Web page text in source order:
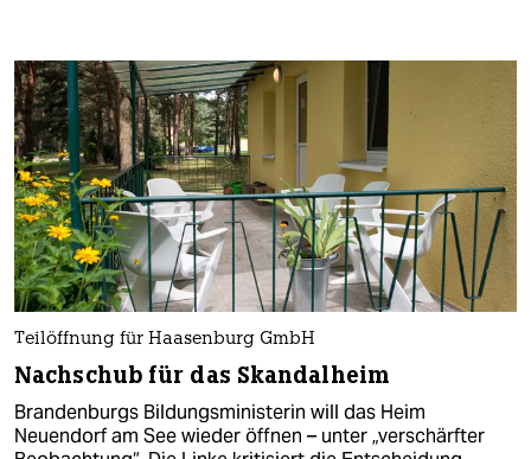
Teilöffnung für Haasenburg GmbH
Nachschub für das Skandalheim
Brandenburgs Bildungsministerin will das Heim
Neuendorf am See wieder öffnen – unter „verschärfter